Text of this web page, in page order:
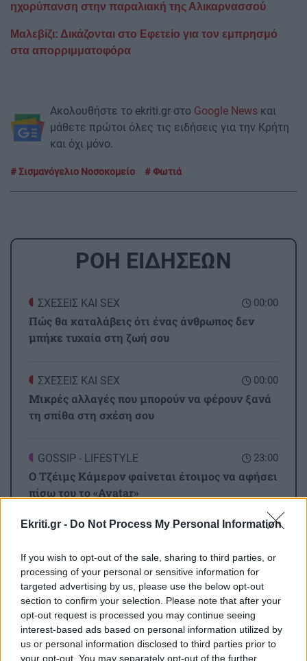
Ekriti.gr - Do Not Process My Personal Information
If you wish to opt-out of the sale, sharing to third parties, or
processing of your personal or sensitive information for
targeted advertising by us, please use the below opt-out
section to confirm your selection. Please note that after your
opt-out request is processed you may continue seeing
interest-based ads based on personal information utilized by
us or personal information disclosed to third parties prior to
your opt-out. You may separately opt-out of the further
ηχορύπανση στην παραλιακή της Αλικαρνασσού
Μαλεβίζι: Δικάζονται στο Εφετείο για τον εμπρησμό
στα απορριμματοφόρα
Ακολουθήστε το ekriti.gr στο Google News και
μάθετε πρώτοι όλες τις ειδήσεις για την Κρήτη
και όχι μόνο.
Σισμανόγελιο Νοσοκομείο Φωτιά
ΡΟΗ ΕΙΔΗΣΕΩΝ
00:00
ΣΧΕΣΕΙΣ ΚΑΙ SEX
Πώς θα καταλάβεις ότι ένας άνθρωπος δεν
μπήκε τυχαία στη ζωή σου
00:00
ΣΧΕΣΕΙΣ ΚΑΙ SEX
Μικρές αλλαγές που μπορούν να φέρουν ξανά
τη σπίθα στη σχέση σου
23:00
GOSSIP - LIFESTYLE
Ο Τζέιμς Κάμερον φαίνεται έτοιμος να αφήσει
πίσω του το «Avatar»
Έφτιαξε ηλιακό γιοτ με $20.000 και διένυσε
3.000 ναυτικά μίλια χωρίς στάλα καυσίμου!
22:21
ΣΠΙΤΙ
Κατσαρίδα στο σπίτι - Πότε πρέπει να
ανησυχήσουμε